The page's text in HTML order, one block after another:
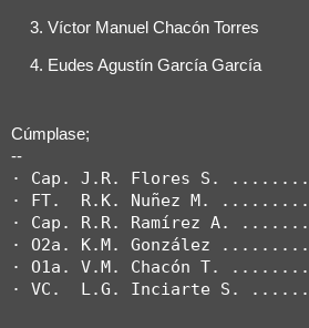
Víctor Manuel Chacón Torres
Eudes Agustín García García
Cúmplase;
--
· Cap. J.R. Flores S. .........
· FT.  R.K. Nuñez M. ..........
· Cap. R.R. Ramírez A. ........
· O2a. K.M. González ..........
· O1a. V.M. Chacón T. .........
· VC.  L.G. Inciarte S. .......